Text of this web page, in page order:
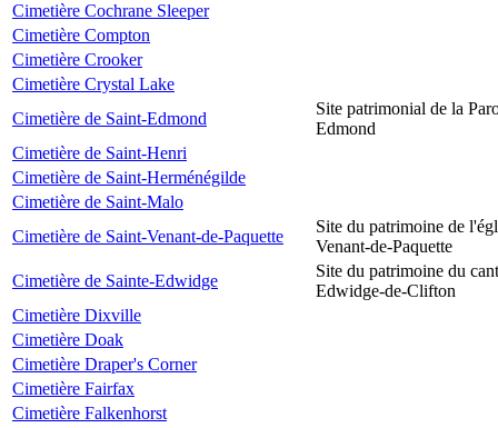
Cimetière Cochrane Sleeper
Cimetière Compton
Cimetière Crooker
Cimetière Crystal Lake
Cimetière de Saint-Edmond
Site patrimonial de la
Edmond
Cimetière de Saint-Henri
Cimetière de Saint-Herménégilde
Cimetière de Saint-Malo
Cimetière de Saint-Venant-de-Paquette
Site du patrimoine de
Venant-de-Paquette
Cimetière de Sainte-Edwidge
Site du patrimoine du
Edwidge-de-Clifton
Cimetière Dixville
Cimetière Doak
Cimetière Draper's Corner
Cimetière Fairfax
Cimetière Falkenhorst